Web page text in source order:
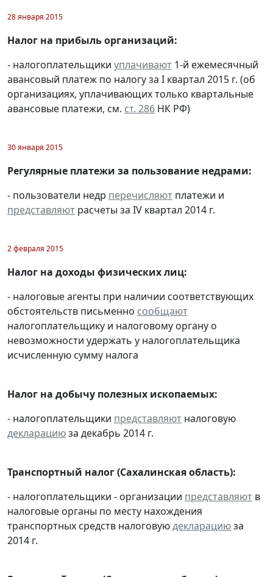
28 января 2015
Налог на прибыль организаций:
- налогоплательщики уплачивают 1-й ежемесячный
авансовый платеж по налогу за I квартал 2015 г. (об
организациях, уплачивающих только квартальные
авансовые платежи, см. ст. 286 НК РФ)
30 января 2015
Регулярные платежи за пользование недрами:
- пользователи недр перечисляют платежи и
представляют расчеты за IV квартал 2014 г.
2 февраля 2015
Налог на доходы физических лиц:
- налоговые агенты при наличии соответствующих
обстоятельств письменно сообщают
налогоплательщику и налоговому органу о
невозможности удержать у налогоплательщика
исчисленную сумму налога
Налог на добычу полезных ископаемых:
- налогоплательщики представляют налоговую
декларациюза декабрь 2014 г.
Транспортный налог (Сахалинская область):
- налогоплательщики - организации представляют в
налоговые органы по месту нахождения
транспортных средств налоговуюдекларациюза
2014 г.